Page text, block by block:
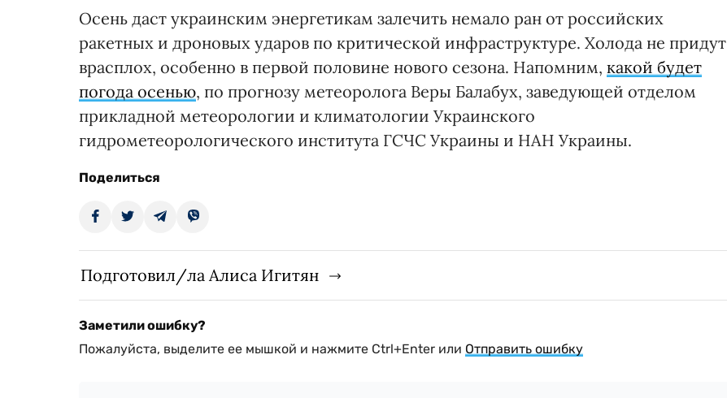
Осень даст украинским энергетикам залечить немало ран от российских
ракетных и дроновых ударов по критической инфраструктуре. Холода не придут
врасплох, особенно в первой половине нового сезона. Напомним, какой будет
погода осенью, по прогнозу метеоролога Веры Балабух, заведующей отделом
прикладной метеорологии и климатологии Украинского
гидрометеорологического института ГСЧС Украины и НАН Украины.
Поделиться
Подготовил/ла Алиса Игитян
Заметили ошибку?
Пожалуйста, выделите ее мышкой и нажмите Ctrl+Enter или Отправить ошибку